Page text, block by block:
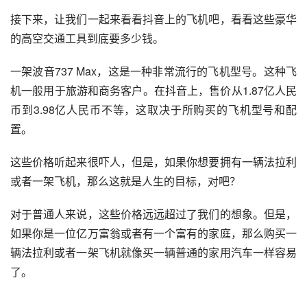
接下来，让我们一起来看看抖音上的飞机吧，看看这些豪华
的高空交通工具到底要多少钱。
一架波音737 Max，这是一种非常流行的飞机型号。这种飞
机一般用于旅游和商务客户。在抖音上，售价从1.87亿人民
币到3.98亿人民币不等，这取决于所购买的飞机型号和配
置。
这些价格听起来很吓人，但是，如果你想要拥有一辆法拉利
或者一架飞机，那么这就是人生的目标，对吧？
对于普通人来说，这些价格远远超过了我们的想象。但是，
如果你是一位亿万富翁或者有一个富有的家庭，那么购买一
辆法拉利或者一架飞机就像买一辆普通的家用汽车一样容易
了。